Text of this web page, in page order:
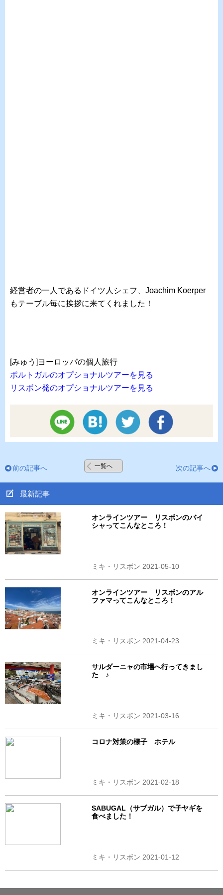
経営者の一人であるドイツ人シェフ、Joachim Koerper
もテーブル毎に挨拶に来てくれました！
[みゅう]ヨーロッパの個人旅行
ポルトガルのオプショナルツアーを見る
リスボン発のオプショナルツアーを見る
前の記事へ 一覧へ 次の記事へ
最新記事
オンラインツアー リスボンのバイ
シャってこんなところ！
ミキ・リスボン 2021-05-10
オンラインツアー リスボンのアル
ファマってこんなところ！
ミキ・リスボン 2021-04-23
サルダーニャの市場へ行ってきまし
た ♪
ミキ・リスボン 2021-03-16
コロナ対策の様子 ホテル
ミキ・リスボン 2021-02-18
SABUGAL（サブガル）で子ヤギを
食べました！
ミキ・リスボン 2021-01-12